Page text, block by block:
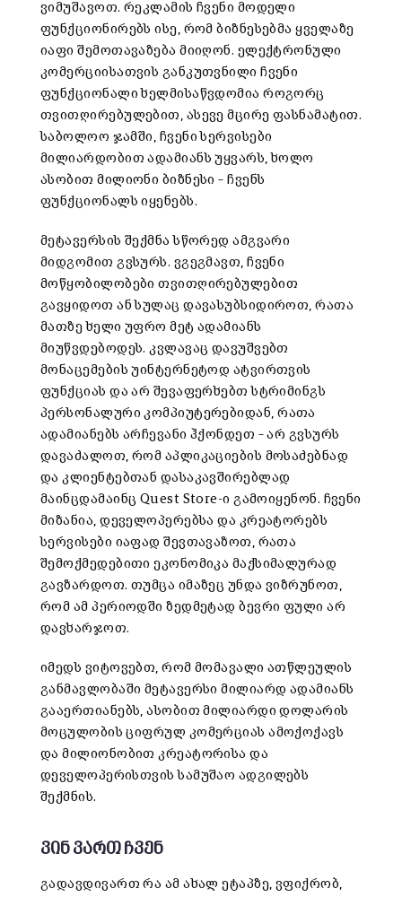
ვიმუშავოთ. რეკლამის ჩვენი მოდელი
ფუნქციონირებს ისე, რომ ბიზნესებმა ყველაზე
იაფი შემოთავაზება მიიღონ. ელექტრონული
კომერციისათვის განკუთვნილი ჩვენი
ფუნქციონალი ხელმისაწვდომია როგორც
თვითღირებულებით, ასევე მცირე ფასნამატით.
საბოლოო ჯამში, ჩვენი სერვისები
მილიარდობით ადამიანს უყვარს, ხოლო
ასობით მილიონი ბიზნესი – ჩვენს
ფუნქციონალს იყენებს.
მეტავერსის შექმნა სწორედ ამგვარი
მიდგომით გვსურს. ვგეგმავთ, ჩვენი
მოწყობილობები თვითღირებულებით
გავყიდოთ ან სულაც დავასუბსიდიროთ, რათა
მათზე ხელი უფრო მეტ ადამიანს
მიუწვდებოდეს. კვლავაც დავუშვებთ
მონაცემების უინტერნეტოდ ატვირთვის
ფუნქციას და არ შევაფერხებთ სტრიმინგს
პერსონალური კომპიუტერებიდან, რათა
ადამიანებს არჩევანი ჰქონდეთ – არ გვსურს
დავაძალოთ, რომ აპლიკაციების მოსაძებნად
და კლიენტებთან დასაკავშირებლად
მაინცდამაინც Quest Store-ი გამოიყენონ. ჩვენი
მიზანია, დეველოპერებსა და კრეატორებს
სერვისები იაფად შევთავაზოთ, რათა
შემოქმედებითი ეკონომიკა მაქსიმალურად
გავზარდოთ. თუმცა იმაზეც უნდა ვიზრუნოთ,
რომ ამ პერიოდში ზედმეტად ბევრი ფული არ
დავხარჯოთ.
იმედს ვიტოვებთ, რომ მომავალი ათწლეულის
განმავლობაში მეტავერსი მილიარდ ადამიანს
გააერთიანებს, ასობით მილიარდი დოლარის
მოცულობის ციფრულ კომერციას ამოქოქავს
და მილიონობით კრეატორისა და
დეველოპერისთვის სამუშაო ადგილებს
შექმნის.
ვინ ვართ ჩვენ
გადავდივართ რა ამ ახალ ეტაპზე, ვფიქრობ,